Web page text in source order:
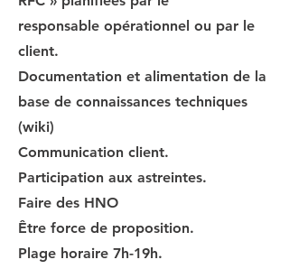
responsable opérationnel ou par le
client.
Documentation et alimentation de la
base de connaissances techniques
(wiki)
Communication client.
Participation aux astreintes.
Faire des HNO
Être force de proposition.
Plage horaire 7h-19h.